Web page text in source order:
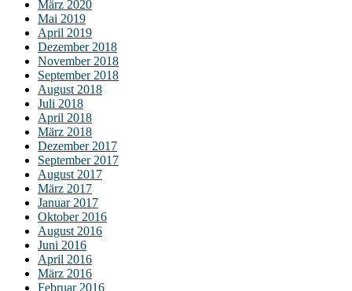
März 2020
Mai 2019
April 2019
Dezember 2018
November 2018
September 2018
August 2018
Juli 2018
April 2018
März 2018
Dezember 2017
September 2017
August 2017
März 2017
Januar 2017
Oktober 2016
August 2016
Juni 2016
April 2016
März 2016
Februar 2016